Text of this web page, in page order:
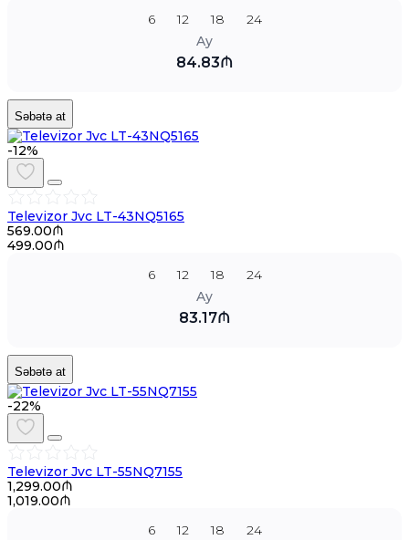
6
12 18
24
Ay
84.83₼
Səbətə at
-12%
Televizor Jvc LT-43NQ5165
569.00₼
499.00₼
6
12 18
24
Ay
83.17₼
Səbətə at
-22%
Televizor Jvc LT-55NQ7155
1,299.00₼
1,019.00₼
6
12 18
24